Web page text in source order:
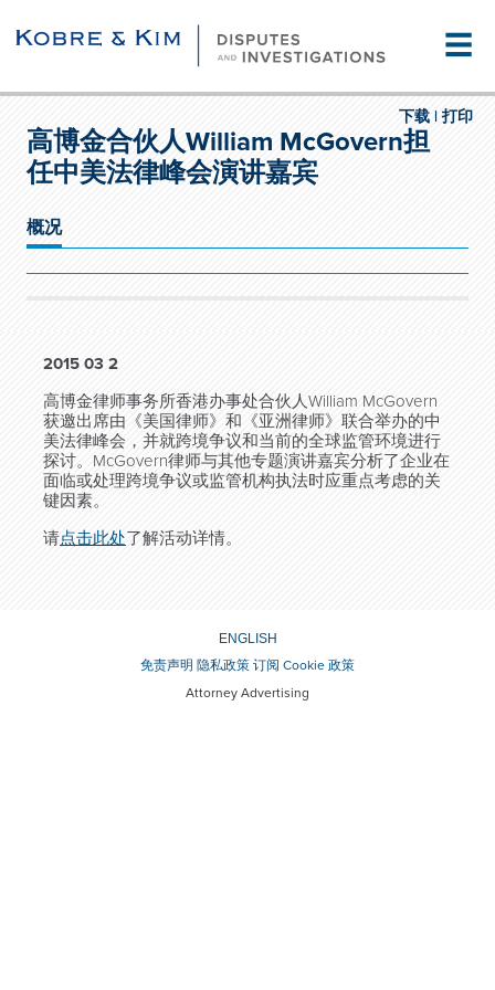
☰
打印
下载 |
高博金合伙人William McGovern担
任中美法律峰会演讲嘉宾
概况
2015 03 2
高博金律师事务所香港办事处合伙人William McGovern
获邀出席由《美国律师》和《亚洲律师》联合举办的中
美法律峰会，并就跨境争议和当前的全球监管环境进行
探讨。McGovern律师与其他专题演讲嘉宾分析了企业在
面临或处理跨境争议或监管机构执法时应重点考虑的关
键因素。
请点击此处了解活动详情。
ENGLISH
免责声明 隐私政策 订阅 Cookie 政策
Attorney Advertising